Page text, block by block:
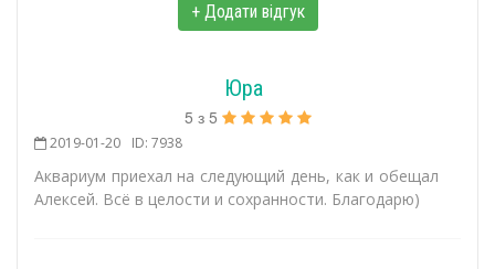
+ Додати відгук
Юра
5 з 5
2019-01-20 ID: 7938
Аквариум приехал на следующий день, как и обещал
Алексей. Всё в целости и сохранности. Благодарю)